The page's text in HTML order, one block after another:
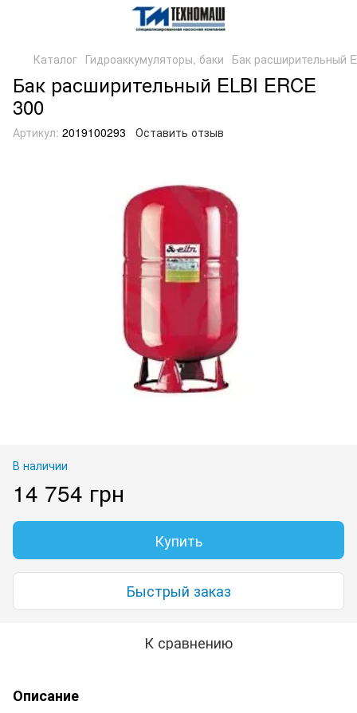
Каталог Гидроаккумуляторы, баки Бак расширительный
Бак расширительный ELBI ERCE
300
Артикул: 2019100293 Оставить отзыв
В наличии
14 754 грн
Купить
Быстрый заказ
К сравнению
Описание